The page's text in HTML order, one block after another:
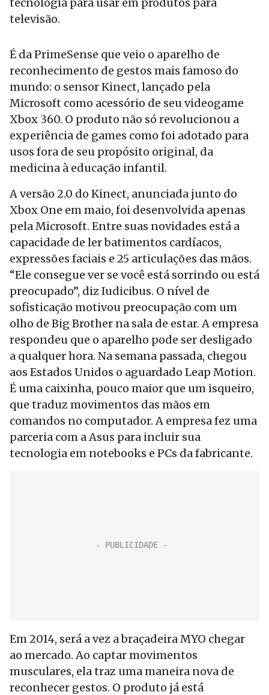
televisão.
É da PrimeSense que veio o aparelho de
reconhecimento de gestos mais famoso do
mundo: o sensor Kinect, lançado pela
Microsoft como acessório de seu videogame
Xbox 360. O produto não só revolucionou a
experiência de games como foi adotado para
usos fora de seu propósito original, da
medicina à educação infantil.
A versão 2.0 do Kinect, anunciada junto do
Xbox One em maio, foi desenvolvida apenas
pela Microsoft. Entre suas novidades está a
capacidade de ler batimentos cardíacos,
expressões faciais e 25 articulações das mãos.
“Ele consegue ver se você está sorrindo ou está
preocupado”, diz Iudicibus. O nível de
sofisticação motivou preocupação com um
olho de Big Brother na sala de estar. A empresa
respondeu que o aparelho pode ser desligado
a qualquer hora. Na semana passada, chegou
aos Estados Unidos o aguardado Leap Motion.
É uma caixinha, pouco maior que um isqueiro,
que traduz movimentos das mãos em
comandos no computador. A empresa fez uma
parceria com a Asus para incluir sua
tecnologia em notebooks e PCs da fabricante.
Em 2014, será a vez a braçadeira MYO chegar
ao mercado. Ao captar movimentos
musculares, ela traz uma maneira nova de
reconhecer gestos. O produto já está